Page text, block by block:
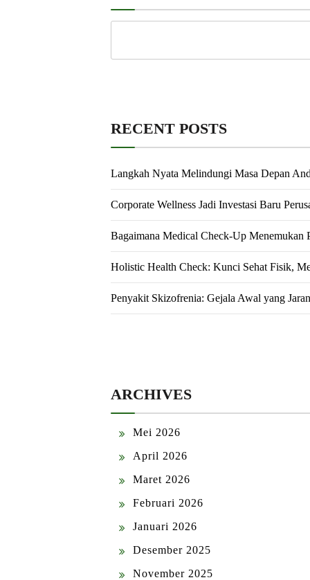
RECENT POSTS
Langkah Nyata Melindungi Masa Depan
Corporate Wellness Jadi Investasi Baru
Bagaimana Medical Check-Up Menemukan
Holistic Health Check: Kunci Sehat Fisik,
Penyakit Skizofrenia: Gejala Awal yang
ARCHIVES
Mei 2026
April 2026
Maret 2026
Februari 2026
Januari 2026
Desember 2025
November 2025